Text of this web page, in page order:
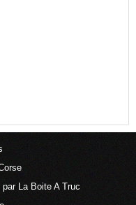
La Boite A Truc